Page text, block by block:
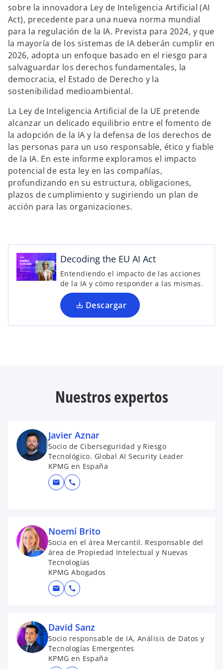
sobre la innovadora Ley de Inteligencia Artificial (AI
Act), precedente para una nueva norma mundial
para la regulación de la IA. Prevista para 2024, y que
la mayoría de los sistemas de IA deberán cumplir en
2026, adopta un enfoque basado en el riesgo para
salvaguardar los derechos fundamentales, la
democracia, el Estado de Derecho y la
sostenibilidad medioambiental.
La Ley de Inteligencia Artificial de la UE pretende
alcanzar un delicado equilibrio entre el fomento de
la adopción de la IA y la defensa de los derechos de
las personas para un uso responsable, ético y fiable
de la IA. En este informe exploramos el impacto
potencial de esta ley en las compañías,
profundizando en su estructura, obligaciones,
plazos de cumplimiento y sugiriendo un plan de
acción para las organizaciones.
Decoding the EU AI Act
Entendiendo el impacto de las acciones
de la IA y cómo responder a las mismas.
Descargar
s
e
a
b
u
n
a
e
u
e
Nuestros expertos
Javier Aznar
Socio de Ciberseguridad y Riesgo
Tecnológico. Global AI Security Leader
KPMG en España
mail call
Noemí Brito
Socia en el área Mercantil. Responsable del
área de Propiedad Intelectual y Nuevas
Tecnologías
KPMG Abogados
mail call
David Sanz
Socio responsable de IA, Análisis de Datos y
Tecnologías Emergentes
KPMG en España